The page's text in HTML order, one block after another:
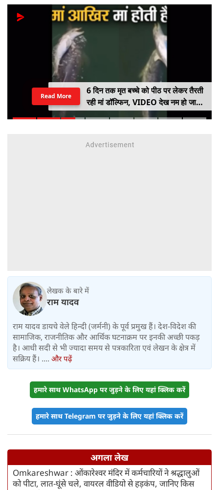
6 दिन तक मृत बच्चे को पीठ पर लेकर तैरती
रही मां डॉल्फिन, VIDEO देख नम हो जाएंगी
आंखें
Read More
लेखक के बारे में
राम यादव
राम यादव डायचे वेले हिन्दी (जर्मनी) के पूर्व प्रमुख हैं। देश-विदेश की
सामाजिक, राजनीतिक और आर्थिक घटनाक्रम पर इनकी अच्छी पकड़
है। आधी सदी से भी ज्यादा समय से पत्रकारिता एवं लेखन के क्षेत्र में
सक्रिय हैं। .... और पढ़ें
हमारे साथ WhatsApp पर जुड़ने के लिए यहां क्लिक करें
हमारे साथ Telegram पर जुड़ने के लिए यहां क्लिक करें
अगला लेख
Omkareshwar : ओंकारेश्वर मंदिर में कर्मचारियों ने श्रद्धालुओं
को पीटा, लात-घूंसे चले, वायरल वीडियो से हड़कंप, जानिए किस